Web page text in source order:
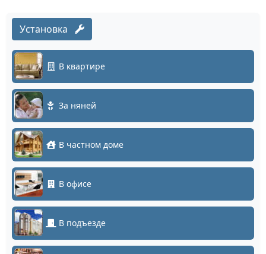
Установка
В квартире
За няней
В частном доме
В офисе
В подъезде